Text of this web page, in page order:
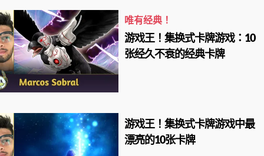
唯有经典！
游戏王！集换式卡牌游戏：10
张经久不衰的经典卡牌
游戏王！集换式卡牌游戏中最
漂亮的10张卡牌